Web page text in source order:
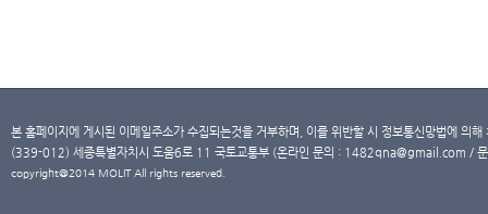
본 홈페이지에 게시된 이메일주소가 수집되는것을 거부하며, 이를 위반할 시 정보통신망법에 의
(339-012) 세종특별자치시 도움6로 11 국토교통부 (온라인 문의 : 1482qna@gmail.com /
copyright@2014 MOLIT All rights reserved.